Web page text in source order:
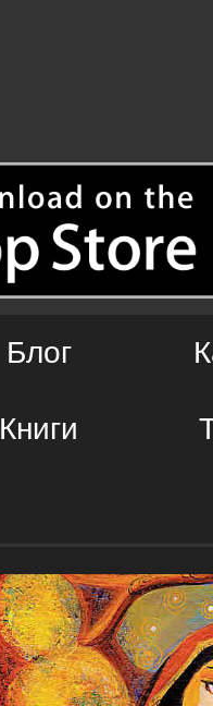
Блог
Книги